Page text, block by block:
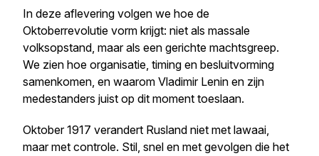
In deze aflevering volgen we hoe de
Oktoberrevolutie vorm krijgt: niet als massale
volksopstand, maar als een gerichte machtsgreep.
We zien hoe organisatie, timing en besluitvorming
samenkomen, en waarom Vladimir Lenin en zijn
medestanders juist op dit moment toeslaan.
Oktober 1917 verandert Rusland niet met lawaai,
maar met controle. Stil, snel en met gevolgen die het